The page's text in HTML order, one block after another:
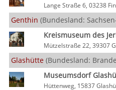
Lange Straße 6, 03238
Genthin (Bundesland:
Kreismuseum des
Mützelstraße 22, 39307
Glashütte (Bundesland:
Museumsdorf
Hüttenweg, 15837